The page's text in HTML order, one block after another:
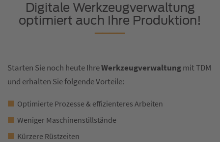
Digitale Werkzeugverwaltung
optimiert auch Ihre Produktion!
Starten Sie noch heute IhreWerkzeugverwaltungmit TDM
und erhalten Sie folgende Vorteile:
Optimierte Prozesse & effizienteres Arbeiten
Weniger Maschinenstillstände
Kürzere Rüstzeiten